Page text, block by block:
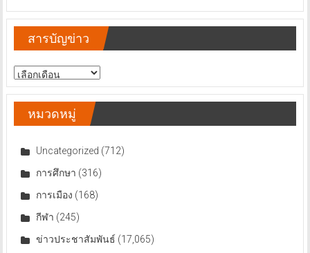
สารบัญข่าว
สารบัญ
ข่าว
หมวดหมู่
Uncategorized (712)
การศึกษา (316)
การเมือง (168)
กีฬา (245)
ข่าวประชาสัมพันธ์ (17,065)